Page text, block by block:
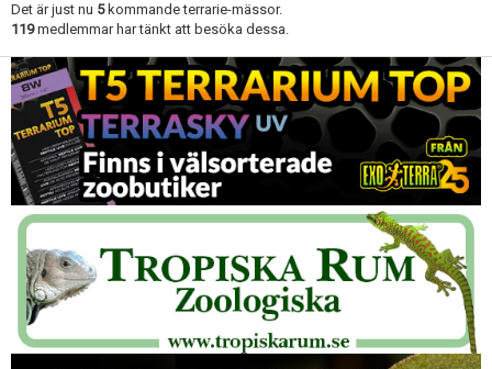
Det är just nu 5kommande terrarie-mässor.
119medlemmar har tänkt att besöka dessa.